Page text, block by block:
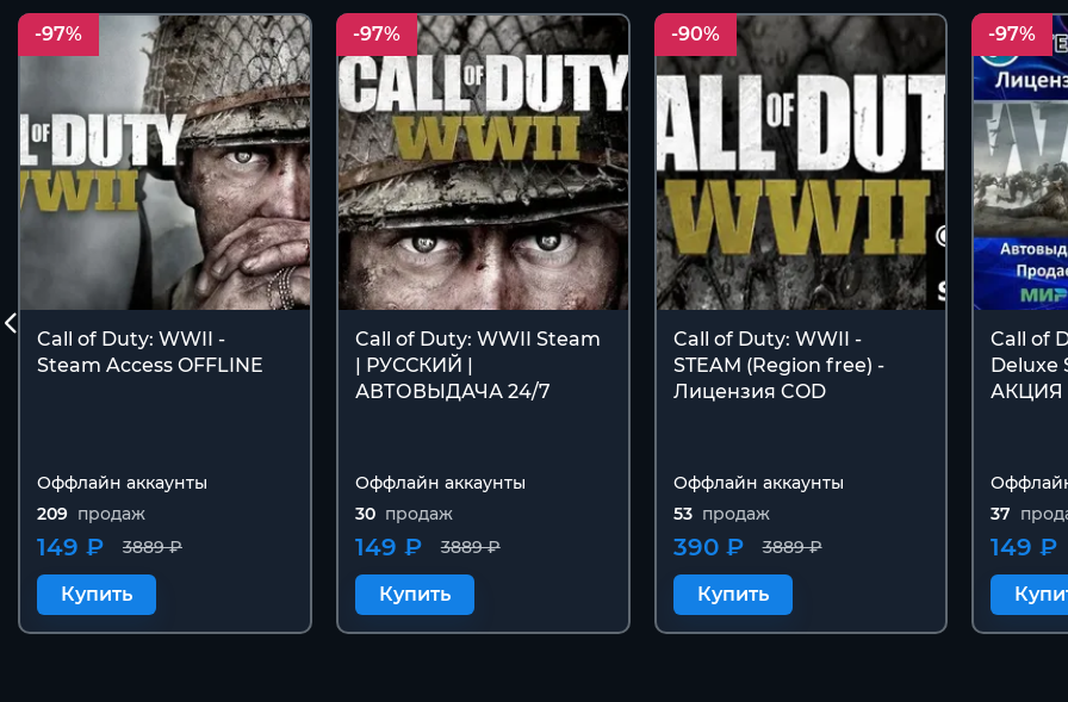
-97%
Call of Duty: WWII -
Steam Access OFFLINE
Оффлайн аккаунты
209 продаж
3889 ₽
149 ₽
Купить
-97%
Call of Duty: WWII Steam
| РУССКИЙ |
АВТОВЫДАЧА 24/7
Оффлайн аккаунты
30 продаж
3889 ₽
149 ₽
Купить
-90%
Call of Duty: WWII -
STEAM (Region free) -
Лицензия COD
Оффлайн аккаунты
53 продаж
3889 ₽
390 ₽
Купить
-97%
Call of
Deluxe
АКЦИЯ
37
149 ₽